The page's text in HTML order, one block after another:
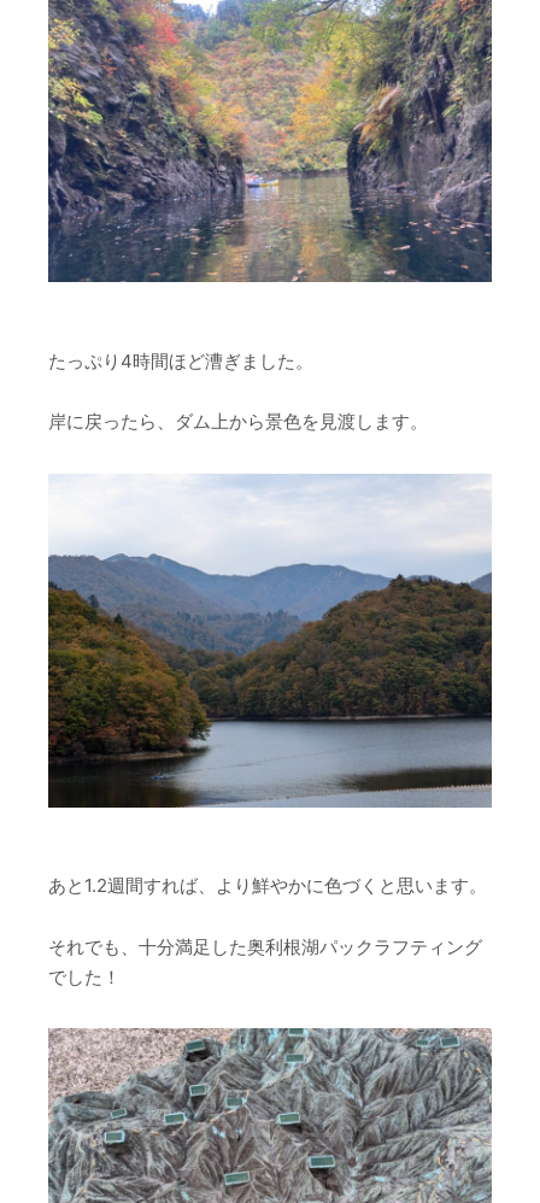
たっぷり4時間ほど漕ぎました。
岸に戻ったら、ダム上から景色を見渡します。
あと1.2週間すれば、より鮮やかに色づくと思います。
それでも、十分満足した奥利根湖パックラフティング
でした！